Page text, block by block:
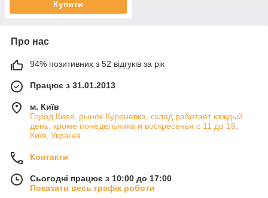
Купити
Про нас
94% позитивних з 52 відгуків за рік
Працює з 31.01.2013
м. Київ
Город Киев, рынок Куреневка, склад работает каждый
день, кроме понедельника и воскресенья с 11 до 15,
Київ, Україна
Контакти
Сьогодні працює з 10:00 до 17:00
Показати весь графік роботи